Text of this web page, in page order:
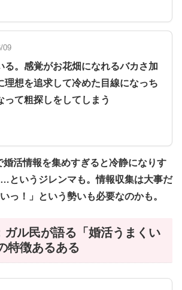
09
る。感覚がお花畑になれるバカさ加
理想を追求して冷めた目線になっち
って粗探しをしてしまう
活情報を集めすぎると冷静になりす
というジレンマも。情報収集は大事だ
っ！」という勢いも必要なのかも。
ガル民が語る「婚活うまくい
特徴あるある